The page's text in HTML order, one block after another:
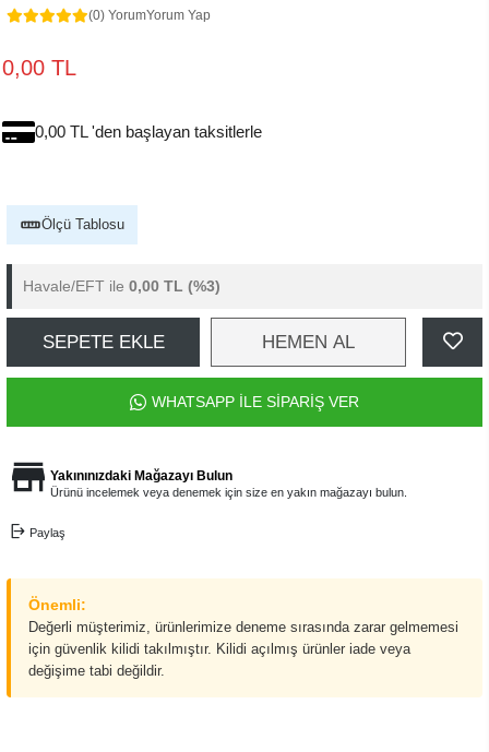
(0) YorumYorum Yap
0,00 TL
0,00 TL 'den başlayan taksitlerle
Ölçü Tablosu
Havale/EFT ile 0,00 TL (%3)
SEPETE EKLE HEMEN AL
WHATSAPP İLE SİPARİŞ VER
Yakınınızdaki Mağazayı Bulun
Ürünü incelemek veya denemek için size en yakın mağazayı bulun.
Paylaş
Önemli:
Değerli müşterimiz, ürünlerimize deneme sırasında zarar gelmemesi
için güvenlik kilidi takılmıştır. Kilidi açılmış ürünler iade veya
değişime tabi değildir.